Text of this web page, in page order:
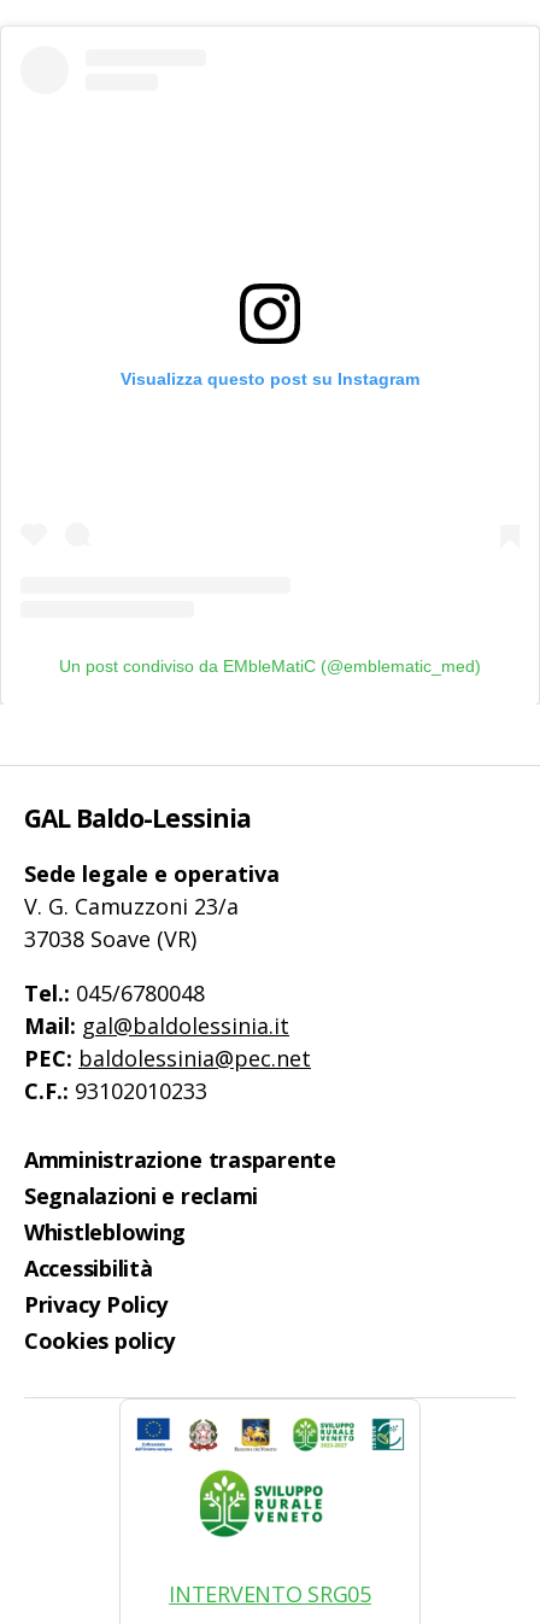
Visualizza questo post su Instagram
Un post condiviso da EMbleMatiC (@emblematic_med)
GAL Baldo-Lessinia
Sede legale e operativa
V. G. Camuzzoni 23/a
37038 Soave (VR)
Tel.: 045/6780048
Mail: gal@baldolessinia.it
PEC: baldolessinia@pec.net
C.F.: 93102010233
Amministrazione trasparente
Segnalazioni e reclami
Whistleblowing
Accessibilità
Privacy Policy
Cookies policy
INTERVENTO SRG05